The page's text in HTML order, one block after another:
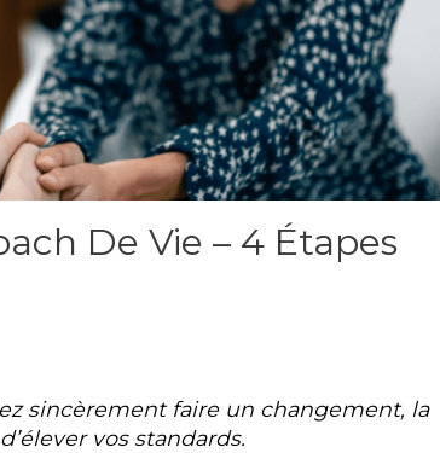
De Vie – 4 Étapes
sincèrement faire un changement, la
vos standards.